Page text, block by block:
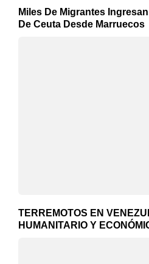
Miles De Migrantes
De Ceuta Desde Marruecos
TERREMOTOS EN
HUMANITARIO Y